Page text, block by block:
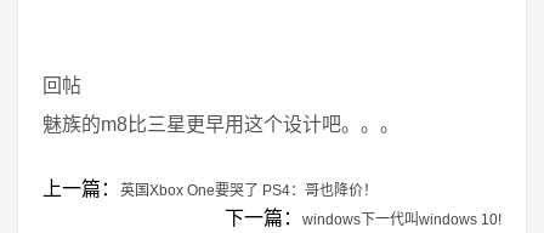
回帖
魅族的m8比三星更早用这个设计吧。。。
上一篇： 英国Xbox One要哭了 PS4：哥也降价！
下一篇： windows下一代叫windows 10!